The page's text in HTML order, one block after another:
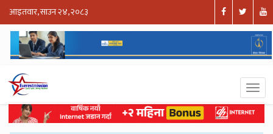
आइतवार, साउन २४, २०८३